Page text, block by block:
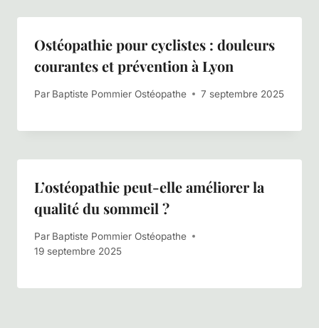
Ostéopathie pour cyclistes : douleurs
courantes et prévention à Lyon
Par Baptiste Pommier Ostéopathe 7 septembre 2025
L’ostéopathie peut-elle améliorer la
qualité du sommeil ?
Par Baptiste Pommier Ostéopathe
19 septembre 2025